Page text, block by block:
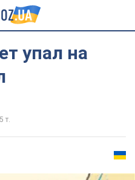
упал на
т.